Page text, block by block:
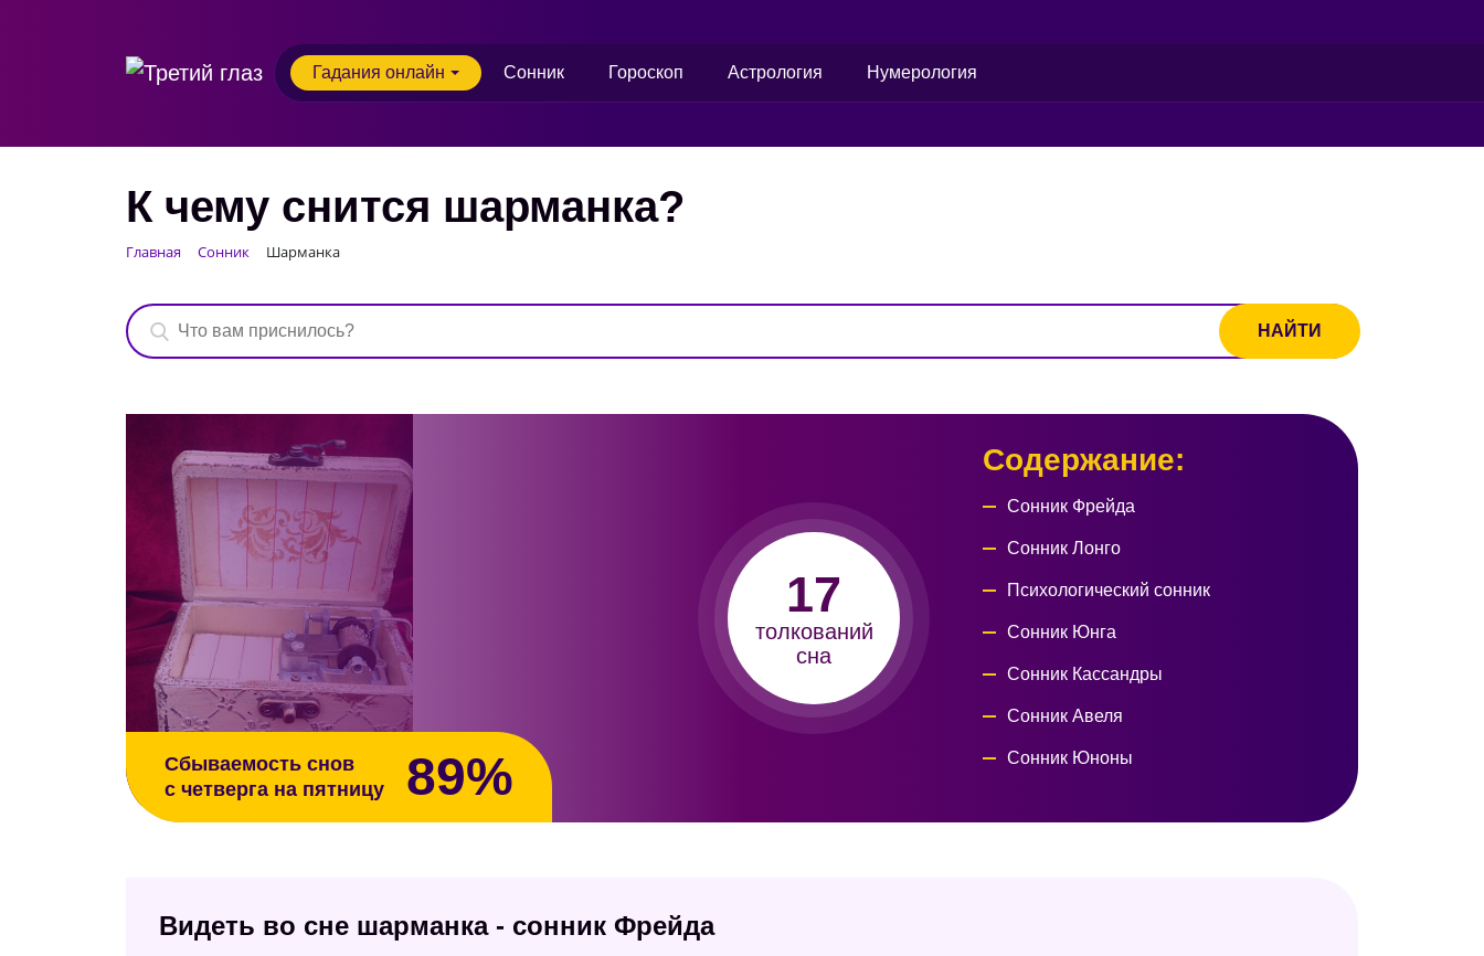
Гадания онлайн Сонник Гороскоп Астрология Нумерология
К чему снится шарманка?
Главная Сонник Шарманка
Сбываемость снов
с четверга на пятницу
89%
17
толкований
сна
Содержание:
Сонник Фрейда
Сонник Лонго
Психологический сонник
Сонник Юнга
Сонник Кассандры
Сонник Авеля
Сонник Юноны
Видеть во сне шарманка - сонник Фрейда